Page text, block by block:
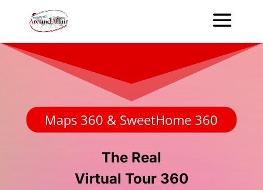
Maps 360 & SweetHome 360
The Real
Virtual Tour 360